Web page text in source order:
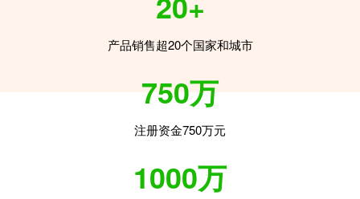
产品销售超20个国家和城市
750万
注册资金750万元
1000万